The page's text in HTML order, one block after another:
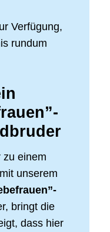
Verfügung,
rundum
zu einem
unserem
bringt die
dass hier